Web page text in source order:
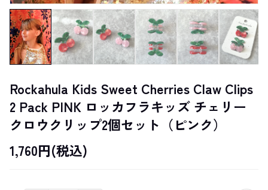
Rockahula Kids Sweet Cherries Claw Clips
2 Pack PINK ロッカフラキッズ チェリー
クロウクリップ2個セット（ピンク）
1,760円(税込)